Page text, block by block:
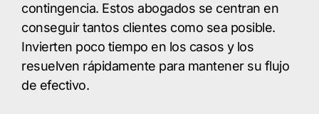
contingencia. Estos abogados se centran en
conseguir tantos clientes como sea posible.
Invierten poco tiempo en los casos y los
resuelven rápidamente para mantener su flujo
de efectivo.